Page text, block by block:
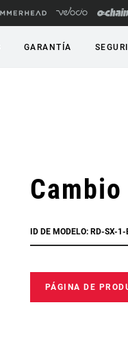
GARANTÍA
Cambio
ID DE MODELO: RD-SX-1-
PÁGINA DE